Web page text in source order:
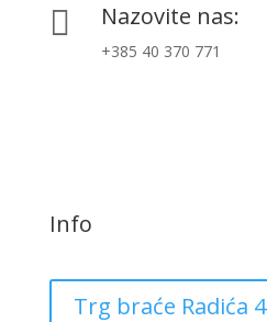
 Nazovite nas:
+385 40 370 771
Info
Trg braće Radića 4